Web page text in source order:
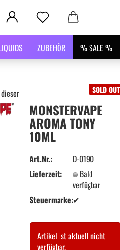
LIQUIDS ZUBEHÖR % SALE %
Kategorie SOLD OUT
MONSTERVAPE
AROMA TONY
10ML
Art.Nr.:
D-0190
Lieferzeit:
Bald
verfügbar
Steuermarke:✔
Artikel ist aktuell nicht
verfügbar.